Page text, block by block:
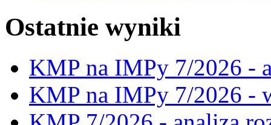
Ostatnie wyniki
KMP na IMPy 7/2026 -
KMP na IMPy 7/2026 -